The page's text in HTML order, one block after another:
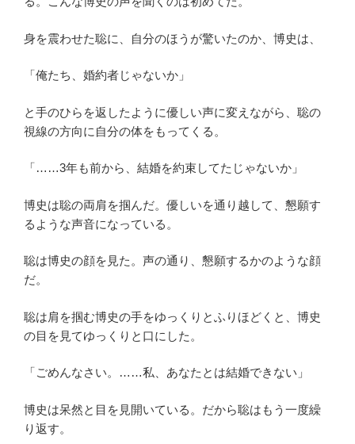
身を震わせた聡に、自分のほうが驚いたのか、博史は、
「俺たち、婚約者じゃないか」
と手のひらを返したように優しい声に変えながら、聡の
視線の方向に自分の体をもってくる。
「……3年も前から、結婚を約束してたじゃないか」
博史は聡の両肩を掴んだ。優しいを通り越して、懇願す
るような声音になっている。
聡は博史の顔を見た。声の通り、懇願するかのような顔
だ。
聡は肩を掴む博史の手をゆっくりとふりほどくと、博史
の目を見てゆっくりと口にした。
「ごめんなさい。……私、あなたとは結婚できない」
博史は呆然と目を見開いている。だから聡はもう一度繰
り返す。